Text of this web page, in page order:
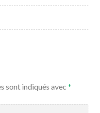
sont indiqués avec*